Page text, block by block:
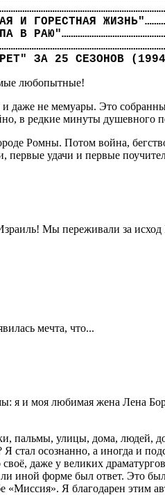
И ГОРЕСТНАЯ
В
ЗА 25 СЕЗОНОВ
любопытные!
даже не мемуары. Это
в редкие минуты душевного
Ромны. Потом война,
первые удачи и первые
Мы переживали за
мечта, что...
я и моя любимая жена Лена
пальмы, улицы, дома, людей,
осознанно, а иногда и
своё, даже у великих
иной форме был ответ. Это
«Миссия». Я благодарен этим